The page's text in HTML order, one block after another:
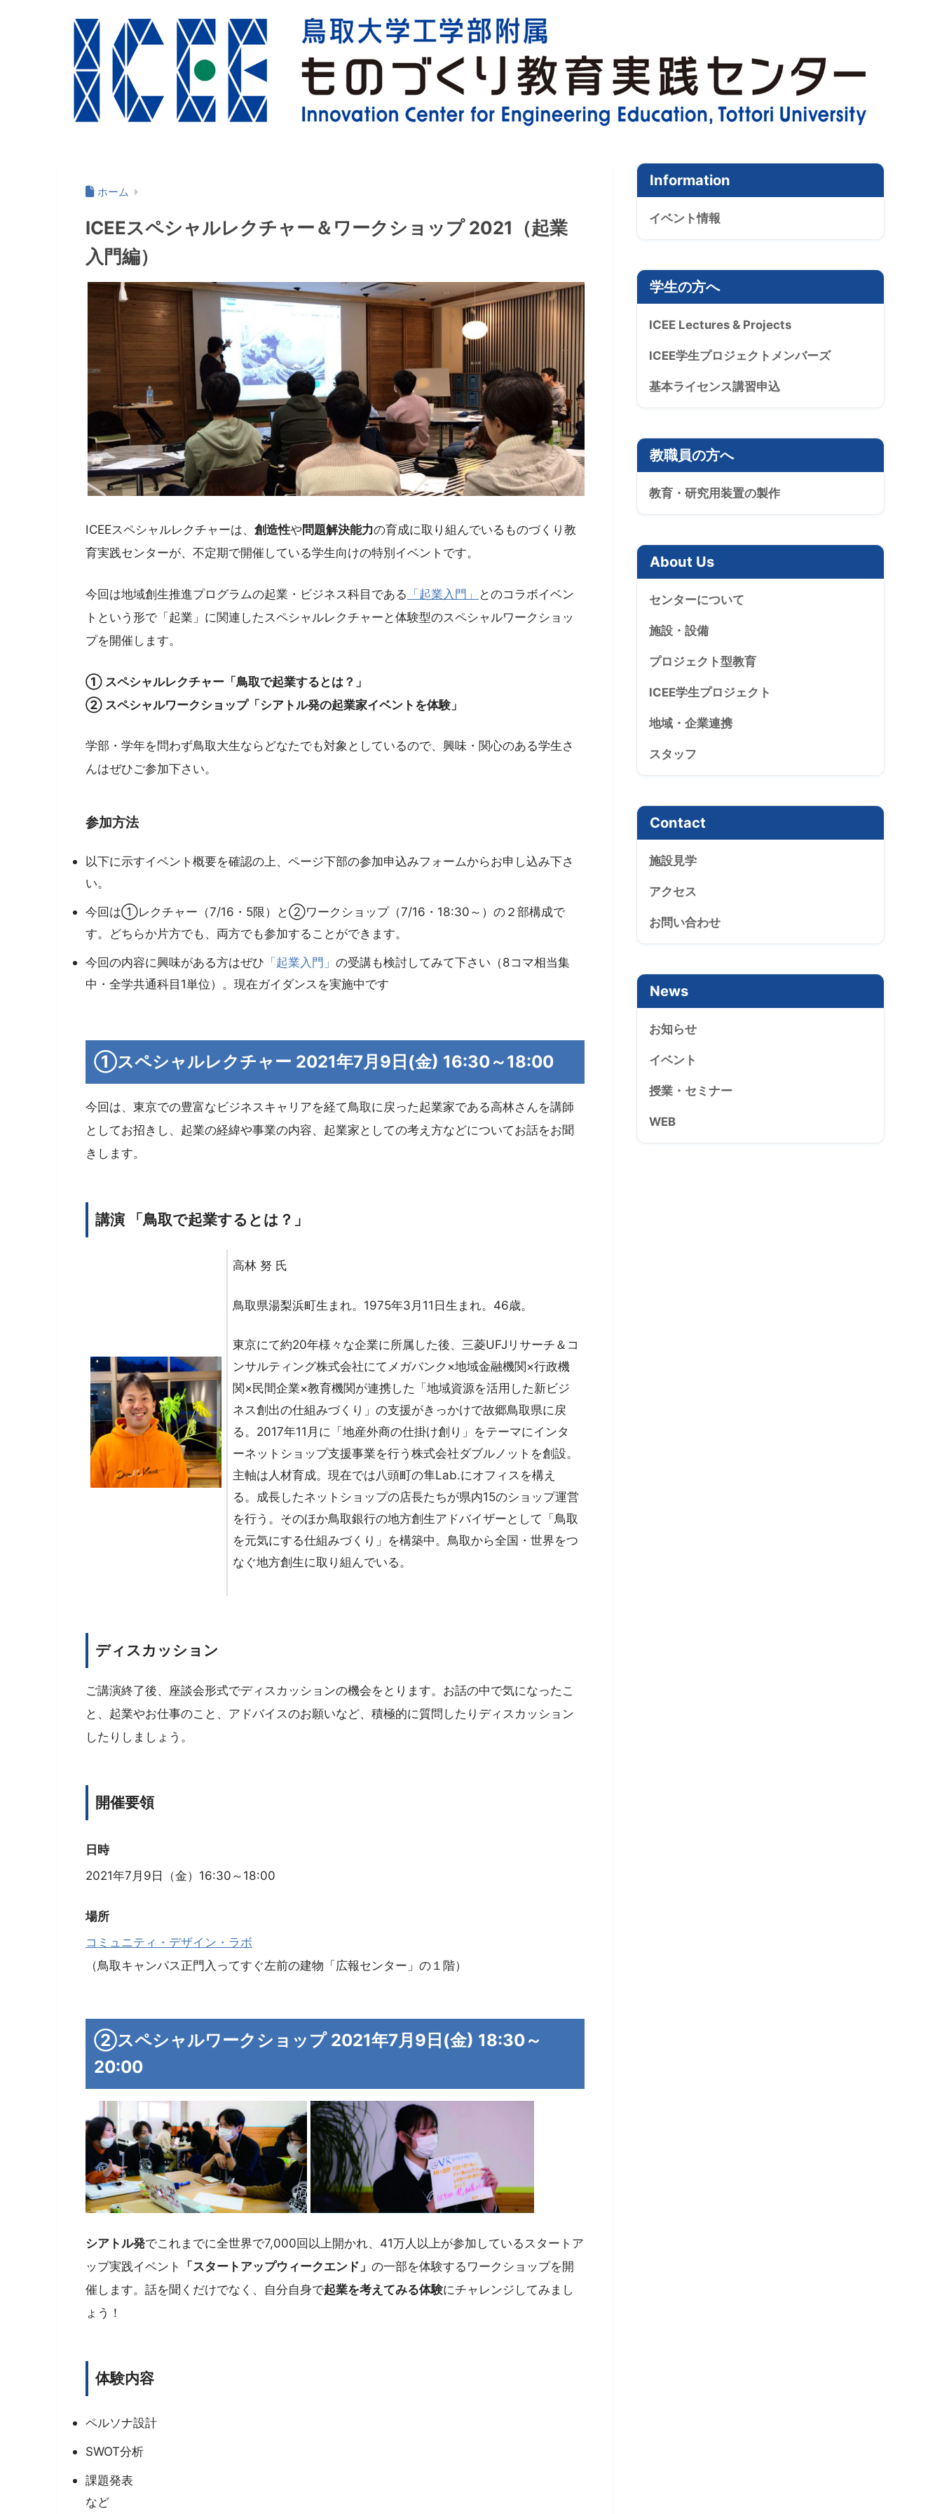
ホーム
ICEEスペシャルレクチャー＆ワークショップ 2021（起業
入門編）
ICEEスペシャルレクチャーは、 創造性や問題解決能力の育成に取り組んでいるものづくり教
育実践センターが、不定期で開催している学生向けの特別イベントです。
今回は地域創生推進プログラムの起業・ビジネス科目である 「起業入門」
とのコラボイベン
トという形で「起業」に関連したスペシャルレクチャーと体験型のスペシャルワークショッ
プを開催します。
① スペシャルレクチャー「鳥取で起業するとは？」
② スペシャルワークショップ「シアトル発の起業家イベントを体験」
学部・学年を問わず鳥取大生ならどなたでも対象としているので、興味・関心のある学生さ
んはぜひご参加下さい。
参加方法
以下に示すイベント概要を確認の上、ページ下部の参加申込みフォームからお申し込み下さ
い。
今回は①レクチャー（7/16・5限）と②ワークショップ（7/16・18:30～）の２部構成で
す。どちらか片方でも、両方でも参加することができます。
今回の内容に興味がある方はぜひ 「起業入門」 の受講も検討してみて下さい（8コマ相当集
中・全学共通科目1単位）。現在ガイダンスを実施中です
①スペシャルレクチャー 2021年7月9日(金) 16:30～18:00
今回は、東京での豊富なビジネスキャリアを経て鳥取に戻った起業家である高林さんを講師
としてお招きし、起業の経緯や事業の内容、起業家としての考え方などについてお話をお聞
きします。
講演 「鳥取で起業するとは？」
高林 努 氏
鳥取県湯梨浜町生まれ。1975年3月11日生まれ。46歳。
東京にて約20年様々な企業に所属した後、三菱UFJリサーチ＆コ
ンサルティング株式会社にてメガバンク×地域金融機関×行政機
関×民間企業×教育機関が連携した「地域資源を活用した新ビジ
ネス創出の仕組みづくり」の支援がきっかけで故郷鳥取県に戻
る。2017年11月に「地産外商の仕掛け創り」をテーマにインタ
ーネットショップ支援事業を行う株式会社ダブルノットを創設。
主軸は人材育成。現在では八頭町の隼Lab.にオフィスを構え
る。成長したネットショップの店長たちが県内15のショップ運営
を行う。そのほか鳥取銀行の地方創生アドバイザーとして「鳥取
を元気にする仕組みづくり」を構築中。鳥取から全国・世界をつ
なぐ地方創生に取り組んでいる。
ディスカッション
ご講演終了後、座談会形式でディスカッションの機会をとります。お話の中で気になったこ
と、起業やお仕事のこと、アドバイスのお願いなど、積極的に質問したりディスカッション
したりしましょう。
開催要領
日時
2021年7月9日（金）16:30～18:00
場所
コミュニティ・デザイン・ラボ
（鳥取キャンパス正門入ってすぐ左前の建物「広報センター」の１階）
②スペシャルワークショップ 2021年7月9日(金) 18:30～
20:00
シアトル発でこれまでに全世界で7,000回以上開かれ、41万人以上が参加しているスタートア
ップ実践イベント
「スタートアップウィークエンド」 の一部を体験するワークショップを開
催します。話を聞くだけでなく、自分自身で起業を考えてみる体験にチャレンジしてみまし
ょう！
体験内容
ペルソナ設計
SWOT分析
課題発表
など
Information
イベント情報
学生の方へ
ICEE Lectures & Projects
ICEE学生プロジェクトメンバーズ
基本ライセンス講習申込
教職員の方へ
教育・研究用装置の製作
About Us
センターについて
施設・設備
プロジェクト型教育
ICEE学生プロジェクト
地域・企業連携
スタッフ
Contact
施設見学
アクセス
お問い合わせ
News
お知らせ
イベント
授業・セミナー
WEB